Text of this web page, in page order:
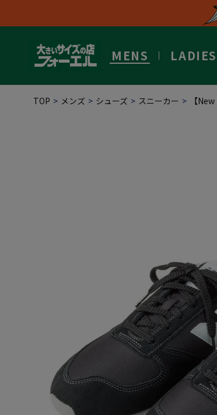
MENS LADIES
TOP メンズ シューズ スニーカー 【